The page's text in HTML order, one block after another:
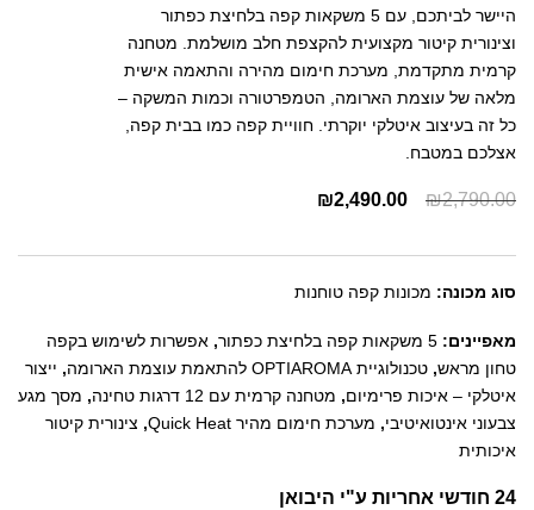
היישר לביתכם, עם 5 משקאות קפה בלחיצת כפתור
וצינורית קיטור מקצועית להקצפת חלב מושלמת. מטחנה
קרמית מתקדמת, מערכת חימום מהירה והתאמה אישית
מלאה של עוצמת הארומה, הטמפרטורה וכמות המשקה –
כל זה בעיצוב איטלקי יוקרתי. חוויית קפה כמו בבית קפה,
אצלכם במטבח.
₪2,790.00
₪2,490.00
סוג מכונה: מכונות קפה טוחנות
מאפיינים: 5 משקאות קפה בלחיצת כפתור , אפשרות לשימוש בקפה
טחון מראש, טכנולוגיית OPTIAROMA להתאמת עוצמת הארומה , ייצור
איטלקי – איכות פרימיום, מטחנה קרמית עם 12 דרגות טחינה , מסך מגע
צבעוני אינטואיטיבי, מערכת חימום מהיר Quick Heat , צינורית קיטור
איכותית
24 חודשי אחריות ע"י היבואן